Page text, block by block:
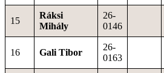
15
Ráksi
Mihály
26-
0146
16 Gali Tibor
26-
0163